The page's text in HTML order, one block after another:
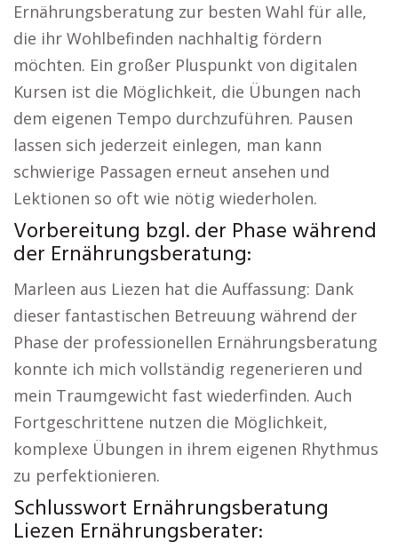
Ernährungsberatung zur besten Wahl für alle,
die ihr Wohlbefinden nachhaltig fördern
möchten. Ein großer Pluspunkt von digitalen
Kursen ist die Möglichkeit, die Übungen nach
dem eigenen Tempo durchzuführen. Pausen
lassen sich jederzeit einlegen, man kann
schwierige Passagen erneut ansehen und
Lektionen so oft wie nötig wiederholen.
Vorbereitung bzgl. der Phase während
der Ernährungsberatung:
Marleen aus Liezen hat die Auffassung: Dank
dieser fantastischen Betreuung während der
Phase der professionellen Ernährungsberatung
konnte ich mich vollständig regenerieren und
mein Traumgewicht fast wiederfinden. Auch
Fortgeschrittene nutzen die Möglichkeit,
komplexe Übungen in ihrem eigenen Rhythmus
zu perfektionieren.
Schlusswort Ernährungsberatung
Liezen Ernährungsberater: